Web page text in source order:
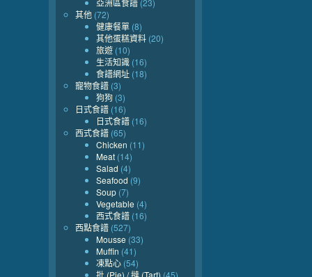
亞洲區食譜 (23)
其他 (72)
健康餐單 (8)
其他蛋糕資料 (20)
旅遊 (10)
生活知識 (16)
食譜網址 (18)
寵物食譜 (3)
狗狗 (3)
日式食譜 (16)
日式食譜 (16)
西式食譜 (65)
Chicken (11)
Meat (14)
Salad (4)
Seafood (9)
Soup (7)
Vegetable (4)
西式食譜 (16)
西點食譜 (527)
Mousse (33)
Muffin (41)
凍點心 (54)
批 (Pie) / 撻 (Tart) (45)